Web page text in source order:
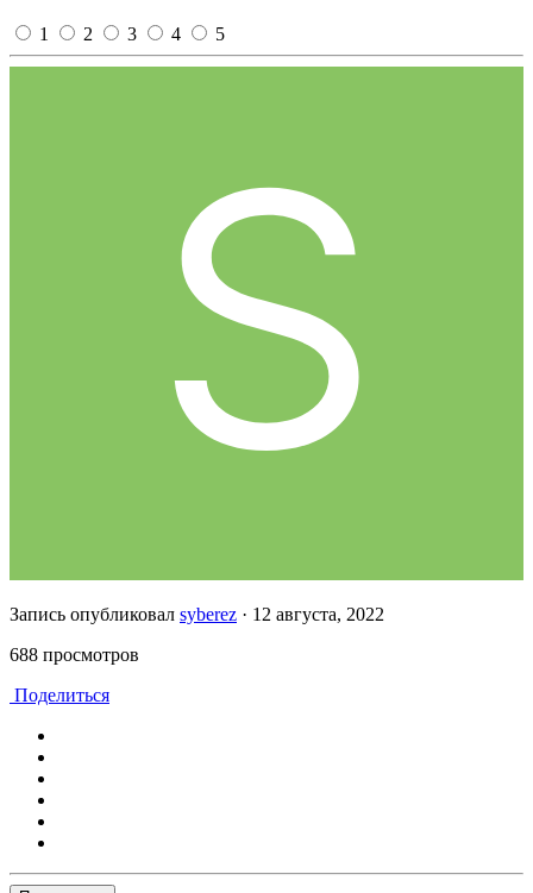
1 2 3 4 5
Запись опубликовал syberez · 12 августа, 2022
688 просмотров
Поделиться